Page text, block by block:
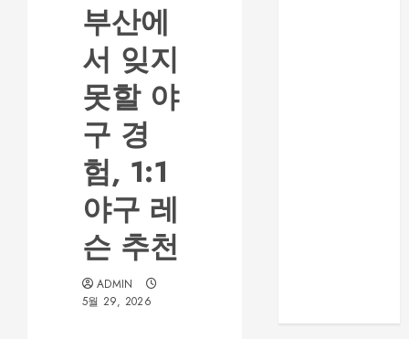
부산에
서 잊지
못할 야
구 경
험, 1:1
야구 레
슨 추천
ADMIN
5월 29, 2026